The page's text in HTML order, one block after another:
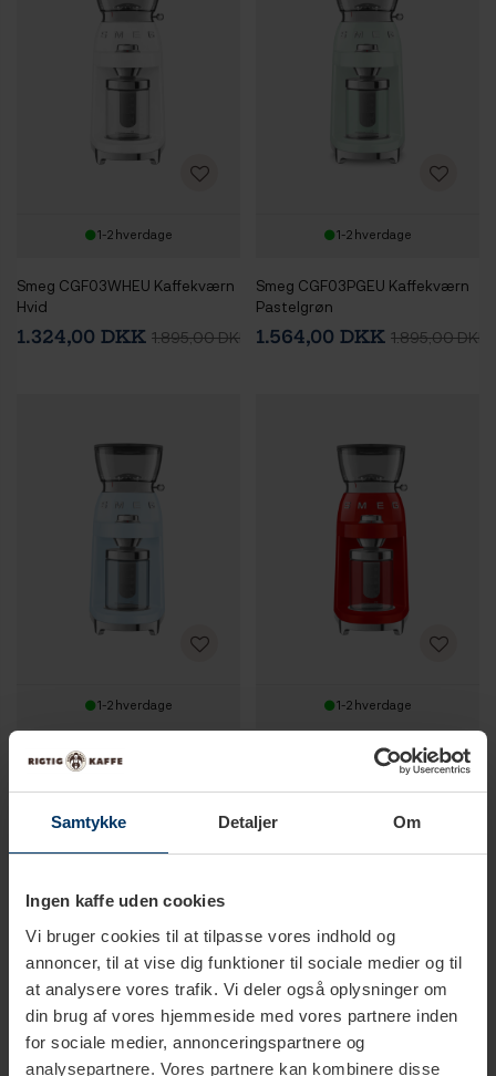
Samtykke Detaljer Om
Ingen kaffe uden cookies
Vi bruger cookies til at tilpasse vores indhold og
annoncer, til at vise dig funktioner til sociale medier og til
at analysere vores trafik. Vi deler også oplysninger om
din brug af vores hjemmeside med vores partnere inden
for sociale medier, annonceringspartnere og
analysepartnere. Vores partnere kan kombinere disse
1-2 hverdage
Smeg CGF03WHEU Kaffekværn
Hvid
1.324,00 DKK 1.895,00 DKK
1-2 hverdage
Smeg CGF03PGEU Kaffekværn
Pastelgrøn
1.564,00 DKK 1.895,00 DKK
1-2 hverdage
Smeg CGF03PBEU Kaffekværn
Pastelblå
1-2 hverdage
Smeg CGF03RDEU Kaffekværn